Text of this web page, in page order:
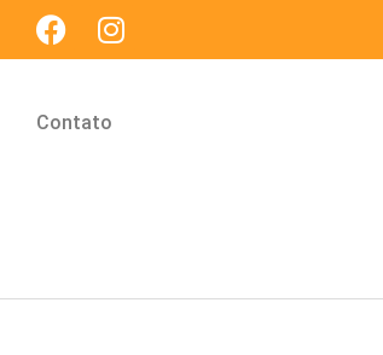
Contato